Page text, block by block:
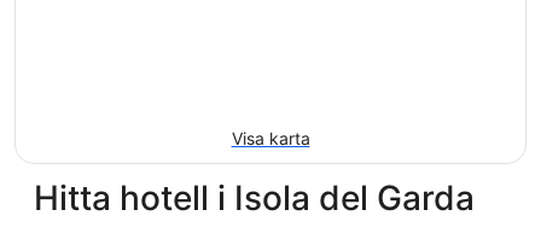
Visa karta
Hitta hotell i Isola del Garda